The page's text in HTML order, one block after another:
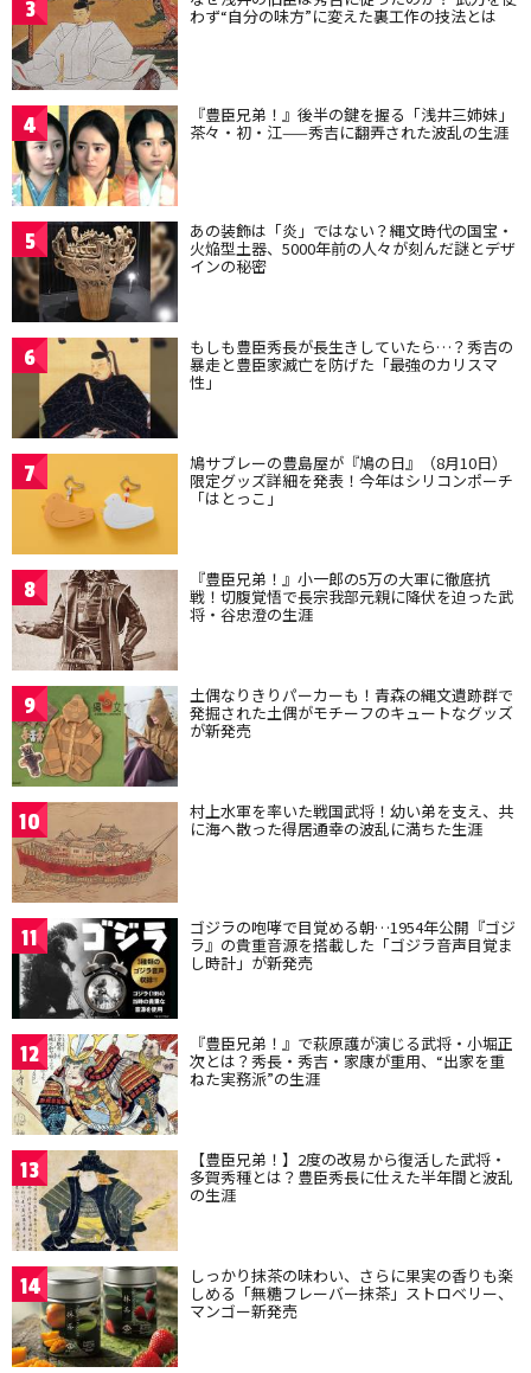
3 わず“自分の味方”に変えた裏工作の技法とは
4 『豊臣兄弟！』後半の鍵を握る「浅井三姉妹」
茶々・初・江——秀吉に翻弄された波乱の生涯
5 あの装飾は「炎」ではない？縄文時代の国宝・
火焔型土器、5000年前の人々が刻んだ謎とデザ
インの秘密
6 もしも豊臣秀長が長生きしていたら…？秀吉の
暴走と豊臣家滅亡を防げた「最強のカリスマ
性」
7 鳩サブレーの豊島屋が『鳩の日』（8月10日）
限定グッズ詳細を発表！今年はシリコンポーチ
「はとっこ」
8 『豊臣兄弟！』小一郎の5万の大軍に徹底抗
戦！切腹覚悟で長宗我部元親に降伏を迫った武
将・谷忠澄の生涯
9 土偶なりきりパーカーも！青森の縄文遺跡群で
発掘された土偶がモチーフのキュートなグッズ
が新発売
10 村上水軍を率いた戦国武将！幼い弟を支え、共
に海へ散った得居通幸の波乱に満ちた生涯
11 ゴジラの咆哮で目覚める朝…1954年公開『ゴジ
ラ』の貴重音源を搭載した「ゴジラ音声目覚ま
し時計」が新発売
12 『豊臣兄弟！』で萩原護が演じる武将・小堀正
次とは？秀長・秀吉・家康が重用、“出家を重
ねた実務派”の生涯
13 【豊臣兄弟！】2度の改易から復活した武将・
多賀秀種とは？豊臣秀長に仕えた半年間と波乱
の生涯
14 しっかり抹茶の味わい、さらに果実の香りも楽
しめる「無糖フレーバー抹茶」ストロベリー、
マンゴー新発売